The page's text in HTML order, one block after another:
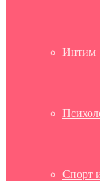
Интим
Спорт